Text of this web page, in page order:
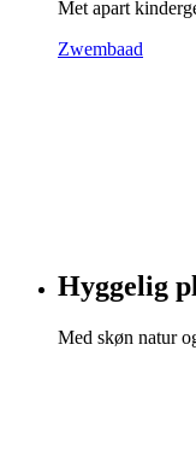
Met apart
Zwembaad
Hyggelig
Med skøn natur